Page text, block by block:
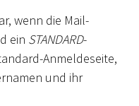
wenn die Mail-
ein STANDARD-
Anmeldeseite,
und ihr